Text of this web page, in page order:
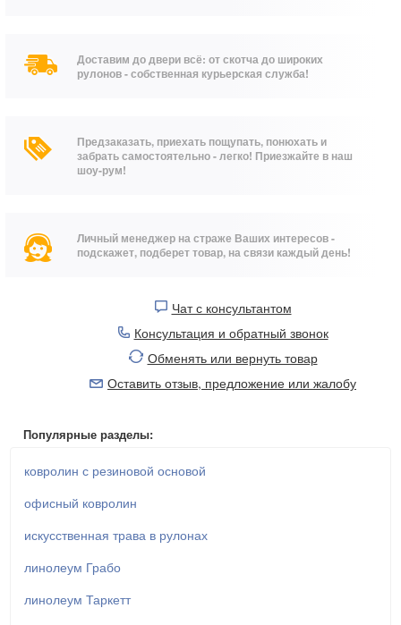
Доставим до двери всё: от скотча до широких
рулонов - собственная курьерская служба!
Предзаказать, приехать пощупать, понюхать и
забрать самостоятельно - легко! Приезжайте в наш
шоу-рум!
Личный менеджер на страже Ваших интересов -
подскажет, подберет товар, на связи каждый день!
Чат с консультантом
Консультация и обратный звонок
Обменять или вернуть товар
Оставить отзыв, предложение или жалобу
Популярные разделы:
ковролин с резиновой основой
офисный ковролин
искусственная трава в рулонах
линолеум Грабо
линолеум Таркетт